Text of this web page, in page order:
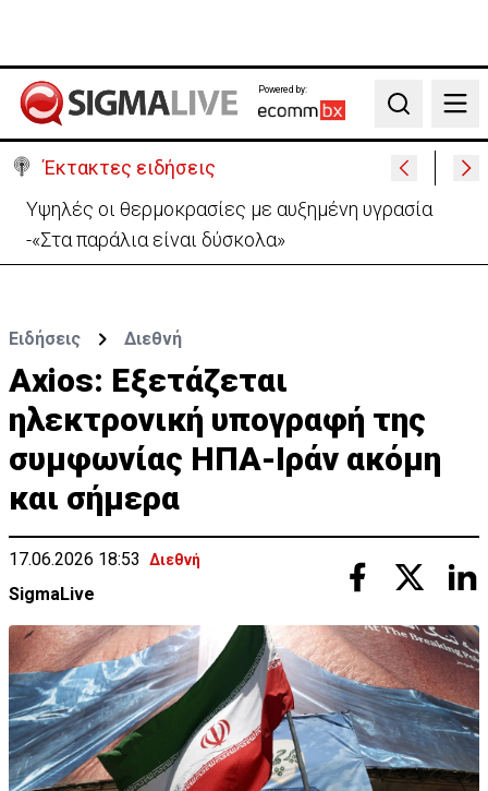
Powered by:
Search
Έκτακτες ειδήσεις
Υψηλές οι θερμοκρασίες με αυξημένη υγρασία
-«Στα παράλια είναι δύσκολα»
Ειδήσεις Διεθνή
Axios: Εξετάζεται
ηλεκτρονική υπογραφή της
συμφωνίας ΗΠΑ-Ιράν ακόμη
και σήμερα
17.06.2026 18:53 Διεθνή
SigmaLive